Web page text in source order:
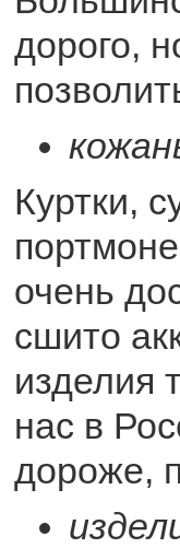
дорого,
Куртки,
очень
сшито
изделия
нас в
дороже,